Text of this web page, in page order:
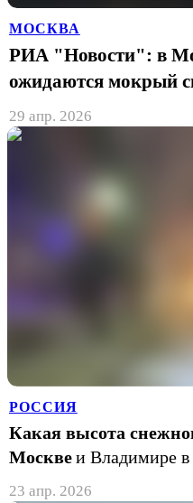
МОСКВА
РИА "Новости": в
ожидаются мокрый
29 апр. 2026
РОССИЯ
Какая высота
Москвеи Владимире в
23 апр. 2026